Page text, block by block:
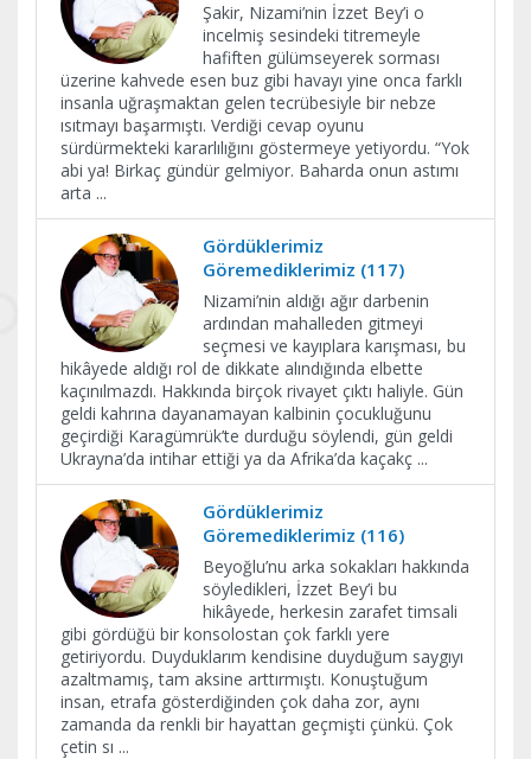
Şakir, Nizami’nin İzzet Bey’i o
incelmiş sesindeki titremeyle
hafiften gülümseyerek sorması
üzerine kahvede esen buz gibi havayı yine onca farklı
insanla uğraşmaktan gelen tecrübesiyle bir nebze
ısıtmayı başarmıştı. Verdiği cevap oyunu
sürdürmekteki kararlılığını göstermeye yetiyordu. “Yok
abi ya! Birkaç gündür gelmiyor. Baharda onun astımı
arta ...
Gördüklerimiz
Göremediklerimiz (117)
Nizami’nin aldığı ağır darbenin
ardından mahalleden gitmeyi
seçmesi ve kayıplara karışması, bu
hikâyede aldığı rol de dikkate alındığında elbette
kaçınılmazdı. Hakkında birçok rivayet çıktı haliyle. Gün
geldi kahrına dayanamayan kalbinin çocukluğunu
geçirdiği Karagümrük’te durduğu söylendi, gün geldi
Ukrayna’da intihar ettiği ya da Afrika’da kaçakç ...
Gördüklerimiz
Göremediklerimiz (116)
Beyoğlu’nu arka sokakları hakkında
söyledikleri, İzzet Bey’i bu
hikâyede, herkesin zarafet timsali
gibi gördüğü bir konsolostan çok farklı yere
getiriyordu. Duyduklarım kendisine duyduğum saygıyı
azaltmamış, tam aksine arttırmıştı. Konuştuğum
insan, etrafa gösterdiğinden çok daha zor, aynı
zamanda da renkli bir hayattan geçmişti çünkü. Çok
çetin sı ...